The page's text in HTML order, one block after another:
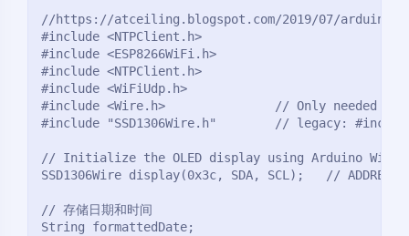
//https://atceiling.blogspot.com/2019/07/
#include <NTPClient.h>
#include <ESP8266WiFi.h>
#include <NTPClient.h>
#include <WiFiUdp.h>
#include <Wire.h>               // Only needed for
#include "SSD1306Wire.h"        // legacy: #include
// Initialize the OLED display using Arduino Wire:
SSD1306Wire display(0x3c, SDA, SCL);   //
// 存储日期和时间
String formattedDate;